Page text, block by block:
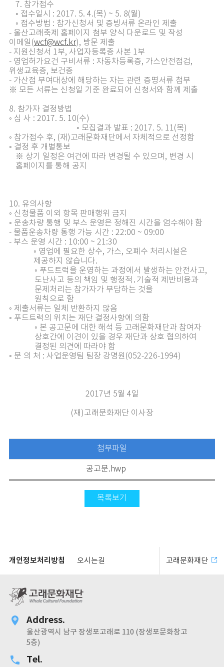
7. 참가접수
◦ 접수일시 : 2017. 5. 4.(목) ~ 5. 8(월)
◦ 접수방법 : 참가신청서 및 증빙서류 온라인 제출
- 울산고래축제 홈페이지 첨부 양식 다운로드 및 작성
이메일(wcf@wcf.kr), 방문 제출
- 지원신청서 1부, 사업자등록증 사본 1부
- 영업허가요건 구비서류 : 자동차등록증, 가스안전점검,
위생교육증, 보건증
- 가산점 부여대상에 해당하는 자는 관련 증명서류 첨부
※ 모든 서류는 신청일 기준 완료되어 신청서와 함께 제출
8. 참가자 결정방법
◦ 심 사 : 2017. 5. 10(수)
◦ 모집결과 발표 : 2017. 5. 11(목)
◦ 참가접수 후, (재)고래문화재단에서 자체적으로 선정함
◦ 결정 후 개별통보
※ 상기 일정은 여건에 따라 변경될 수 있으며, 변경 시
홈페이지를 통해 공지
10. 유의사항
◦ 신청물품 이외 항목 판매행위 금지
◦ 운송차량 통행 및 부스 운영은 정해진 시간을 엄수해야 함
- 물품운송차량 통행 가능 시간 : 22:00 ~ 09:00
- 부스 운영 시간 : 10:00 ~ 21:30
◦ 영업에 필요한 상수, 가스, 오폐수 처리시설은
제공하지 않습니다.
◦ 푸드트럭을 운영하는 과정에서 발생하는 안전사고,
도난사고 등의 책임 및 행정적․기술적 제반비용과
문제처리는 참가자가 부담하는 것을
원칙으로 함
◦ 제출서류는 일체 반환하지 않음
◦ 푸드트럭의 위치는 재단 결정사항에 의함
◦ 본 공고문에 대한 해석 등 고래문화재단과 참여자
상호간에 이견이 있을 경우 재단과 상호 협의하여
결정된 의견에 따라야 함
◦ 문 의 처 : 사업운영팀 팀장 강명원(052-226-1994)
2017년 5월 4일
(재)고래문화재단 이사장
첨부파일
공고문.hwp
목록보기
개인정보처리방침 오시는길 고래문화재단
Address.
울산광역시 남구 장생포고래로 110 (장생포문화창고
5층)
Tel.